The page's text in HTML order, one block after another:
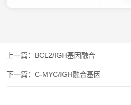
BCL2/IGH基因融合
C-MYC/IGH融合基因